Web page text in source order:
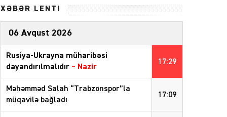
XƏBƏR LENTİ
06 Avqust 2026
17:29
Rusiya-Ukrayna müharibəsi
dayandırılmalıdır – Nazir
17:09
Məhəmməd Salah “Trabzonspor”la
müqavilə bağladı